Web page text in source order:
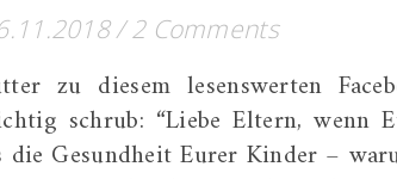
/ 2 Comments
zu diesem lesenswerten
schrub: “Liebe Eltern, wenn
Gesundheit Eurer Kinder –